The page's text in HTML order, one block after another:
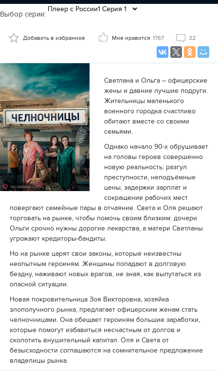
Выбор серии:
Добавить в избранное Мне нравится 1767 32
Светлана и Ольга – офицерские
жены и давние лучшие подруги.
Жительницы маленького
военного городка счастливо
обитают вместе со своими
семьями.
Однако начало 90-х обрушивает
на головы героев совершенно
новую реальность: разгул
преступности, неподъёмные
цены, задержки зарплат и
сокращение рабочих мест
повергают семейные пары в отчаяние. Света и Оля решают
торговать на рынке, чтобы помочь своим близким: дочери
Ольги срочно нужны дорогие лекарства, а матери Светланы
угрожают кредиторы-бандиты.
Но на рынке царят свои законы, которые неизвестны
неопытным героиням. Женщины попадают в долговую
бездну, наживают новых врагов, не зная, как выпутаться из
опасной ситуации.
Новая покровительница Зоя Викторовна, хозяйка
злополучного рынка, предлагает офицерским женам стать
челночницами. Она обещает героиням большие заработки,
которые помогут избавиться несчастным от долгов и
сколотить внушительный капитал. Оля и Света от
безысходности соглашаются на сомнительное предложение
владелицы рынка.